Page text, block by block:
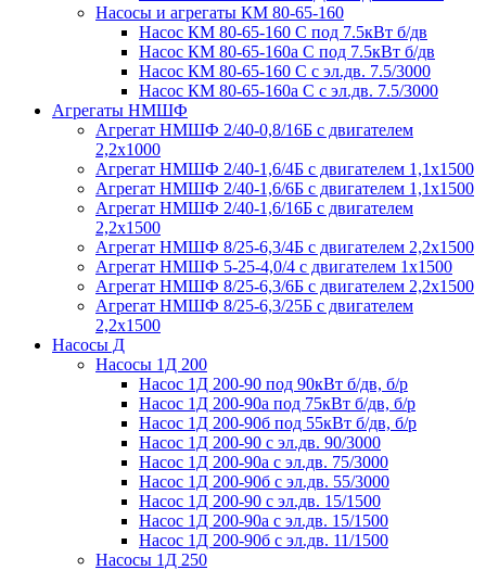
Насосы и агрегаты КМ 80-65-160
Насос КМ 80-65-160 С под 7.5кВт б/дв
Насос КМ 80-65-160а С под 7.5кВт б/дв
Насос КМ 80-65-160 С с эл.дв. 7.5/3000
Насос КМ 80-65-160а С с эл.дв. 7.5/3000
Агрегаты НМШФ
Агрегат НМШФ 2/40-0,8/16Б с двигателем
2,2х1000
Агрегат НМШФ 2/40-1,6/4Б с двигателем 1,1х1500
Агрегат НМШФ 2/40-1,6/6Б с двигателем 1,1х1500
Агрегат НМШФ 2/40-1,6/16Б с двигателем
2,2х1500
Агрегат НМШФ 8/25-6,3/4Б с двигателем 2,2х1500
Агрегат НМШФ 5-25-4,0/4 с двигателем 1х1500
Агрегат НМШФ 8/25-6,3/6Б с двигателем 2,2х1500
Агрегат НМШФ 8/25-6,3/25Б с двигателем
2,2х1500
Насосы Д
Насосы 1Д 200
Насос 1Д 200-90 под 90кВт б/дв, б/р
Насос 1Д 200-90а под 75кВт б/дв, б/р
Насос 1Д 200-90б под 55кВт б/дв, б/р
Насос 1Д 200-90 с эл.дв. 90/3000
Насос 1Д 200-90а с эл.дв. 75/3000
Насос 1Д 200-90б с эл.дв. 55/3000
Насос 1Д 200-90 с эл.дв. 15/1500
Насос 1Д 200-90а с эл.дв. 15/1500
Насос 1Д 200-90б с эл.дв. 11/1500
Насосы 1Д 250